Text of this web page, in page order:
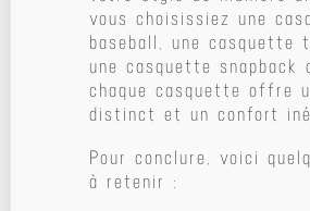
vous choisissiez une
baseball, une casquette
une casquette snapback
chaque casquette offre
distinct et un confort
Pour conclure, voici
à retenir :